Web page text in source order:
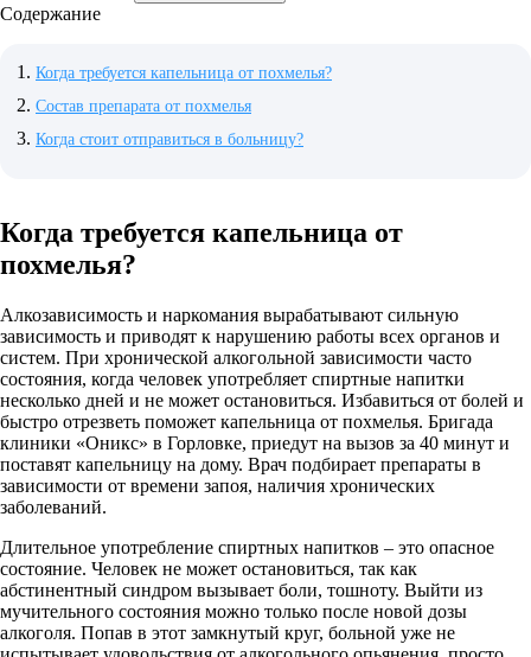
Содержание
Когда требуется капельница от похмелья?
Состав препарата от похмелья
Когда стоит отправиться в больницу?
Когда требуется капельница от
похмелья?
Алкозависимость и наркомания вырабатывают сильную
зависимость и приводят к нарушению работы всех органов и
систем. При хронической алкогольной зависимости часто
состояния, когда человек употребляет спиртные напитки
несколько дней и не может остановиться. Избавиться от болей и
быстро отрезветь поможет капельница от похмелья. Бригада
клиники «Оникс» в Горловке, приедут на вызов за 40 минут и
поставят капельницу на дому. Врач подбирает препараты в
зависимости от времени запоя, наличия хронических
заболеваний.
Длительное употребление спиртных напитков – это опасное
состояние. Человек не может остановиться, так как
абстинентный синдром вызывает боли, тошноту. Выйти из
мучительного состояния можно только после новой дозы
алкоголя. Попав в этот замкнутый круг, больной уже не